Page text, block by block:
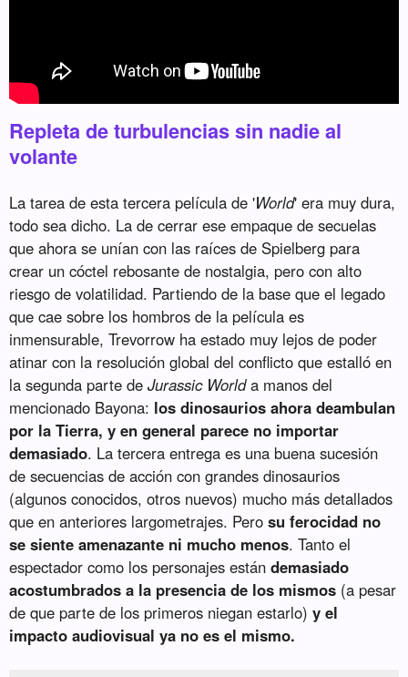
Repleta de turbulencias sin nadie al
volante
La tarea de esta tercera película de 'World' era muy dura,
todo sea dicho. La de cerrar ese empaque de secuelas
que ahora se unían con las raíces de Spielberg para
crear un cóctel rebosante de nostalgia, pero con alto
riesgo de volatilidad. Partiendo de la base que el legado
que cae sobre los hombros de la película es
inmensurable, Trevorrow ha estado muy lejos de poder
atinar con la resolución global del conflicto que estalló en
la segunda parte deJurassic Worlda manos del
mencionado Bayona: los dinosaurios ahora deambulan
por la Tierra, y en general parece no importar
demasiado. La tercera entrega es una buena sucesión
de secuencias de acción con grandes dinosaurios
(algunos conocidos, otros nuevos) mucho más detallados
que en anteriores largometrajes. Perosu ferocidad no
se siente amenazante ni mucho menos. Tanto el
espectador como los personajes estándemasiado
acostumbrados a la presencia de los mismos (a pesar
de que parte de los primeros niegan estarlo)y el
impacto audiovisual ya no es el mismo.